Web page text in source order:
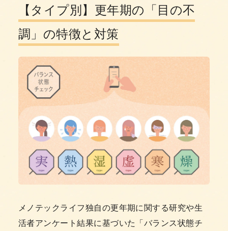
【タイプ別】更年期の「目の不
調」の特徴と対策
メノテックライフ独自の更年期に関する研究や生
活者アンケート結果に基づいた「バランス状態チ